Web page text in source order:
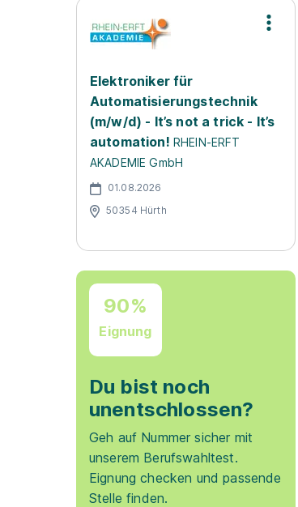
Elektroniker für
Automatisierungstechnik
(m/w/d) - It’s not a trick - It’s
automation! RHEIN-ERFT
AKADEMIE GmbH
01.08.2026
50354 Hürth
90%
Eignung
Du bist noch
unentschlossen?
Geh auf Nummer sicher mit
unserem Berufswahltest.
Eignung checken und passende
Stelle finden.